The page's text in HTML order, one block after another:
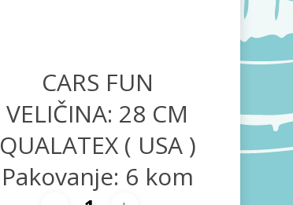
CARS FUN
VELIČINA: 28 CM
QUALATEX ( USA )
Pakovanje: 6 kom